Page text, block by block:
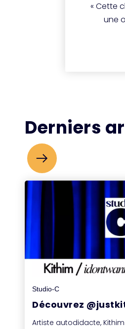
« Cette
une
Derniers
Studio-C
Découvrez
Artiste autodidacte,